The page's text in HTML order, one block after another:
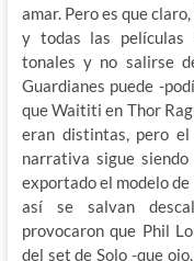
amar. Pero es que
y todas las películas
tonales y no salirse
Guardianes puede -
que Waititi en Thor
eran distintas, pero
narrativa sigue
exportado el modelo
así se salvan
provocaron que Phil
del set de Solo -que